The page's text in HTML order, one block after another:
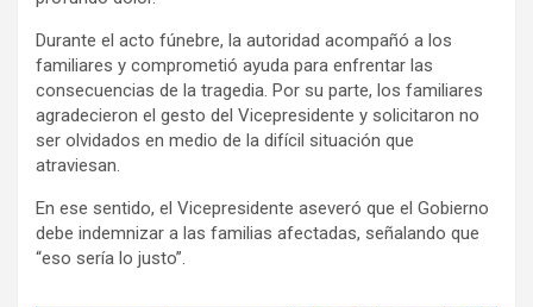
Durante el acto fúnebre, la autoridad acompañó a los
familiares y comprometió ayuda para enfrentar las
consecuencias de la tragedia. Por su parte, los familiares
agradecieron el gesto del Vicepresidente y solicitaron no
ser olvidados en medio de la difícil situación que
atraviesan.
En ese sentido, el Vicepresidente aseveró que el Gobierno
debe indemnizar a las familias afectadas, señalando que
“eso sería lo justo”.